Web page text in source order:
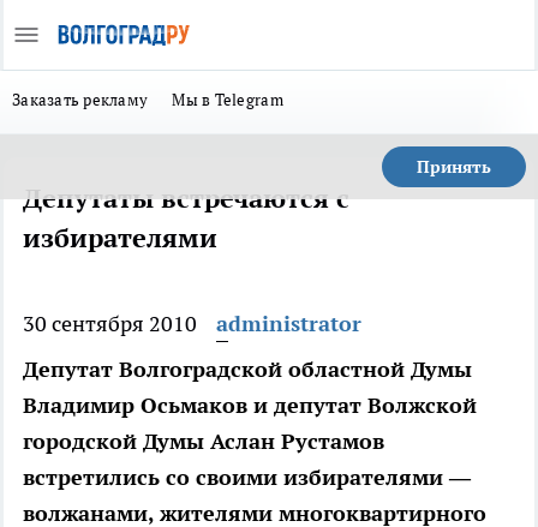
Заказать рекламу Мы в Telegram
Принять
Депутаты встречаются с
избирателями
30 сентября 2010
administrator
Депутат Волгоградской областной Думы
Владимир Осьмаков и депутат Волжской
городской Думы Аслан Рустамов
встретились со своими избирателями —
волжанами, жителями многоквартирного